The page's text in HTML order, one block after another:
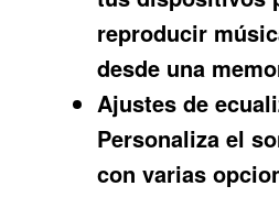
reproducir
desde una
Ajustes de
Personaliza el
con varias